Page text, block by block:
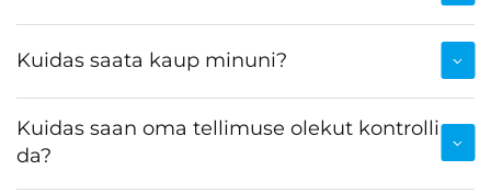
Kuidas saata kaup minuni?
Kuidas saan oma tellimuse olekut kontrolli
da?